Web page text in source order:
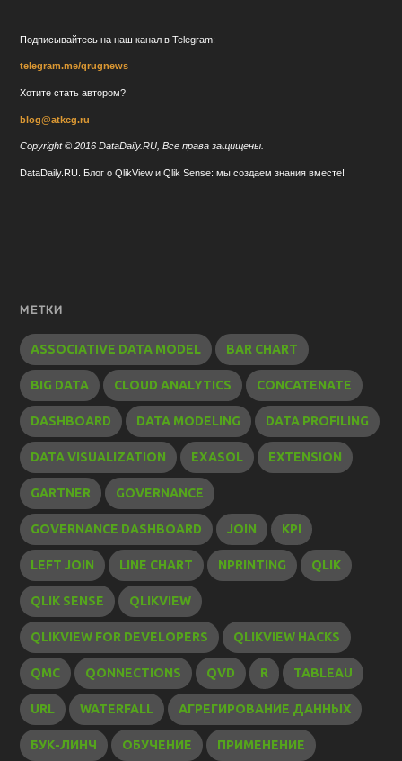
Подписывайтесь на наш канал в Telegram:
telegram.me/qrugnews
Хотите стать автором?
blog@atkcg.ru
Copyright © 2016 DataDaily.RU, Все права защищены.
DataDaily.RU. Блог о QlikView и Qlik Sense: мы создаем знания вместе!
МЕТКИ
ASSOCIATIVE DATA MODEL BAR CHART
BIG DATA CLOUD ANALYTICS CONCATENATE
DASHBOARD DATA MODELING DATA PROFILING
DATA VISUALIZATION EXASOL EXTENSION
GARTNER GOVERNANCE
GOVERNANCE DASHBOARD JOIN KPI
LEFT JOIN LINE CHART NPRINTING QLIK
QLIK SENSE QLIKVIEW
QLIKVIEW FOR DEVELOPERS QLIKVIEW HACKS
QMC QONNECTIONS QVD R TABLEAU
URL WATERFALL АГРЕГИРОВАНИЕ ДАННЫХ
БУК-ЛИНЧ ОБУЧЕНИЕ ПРИМЕНЕНИЕ